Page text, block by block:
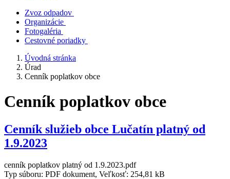
Zvoz odpadov
Organizácie
Fotogaléria
Cestovné poriadky
Úvodná stránka
Úrad
Cenník poplatkov obce
Cenník poplatkov obce
Cenník služieb obce Lučatín platný od
1.9.2023
cenník poplatkov platný od 1.9.2023.pdf
Typ súboru: PDF dokument, Veľkosť: 254,81 kB